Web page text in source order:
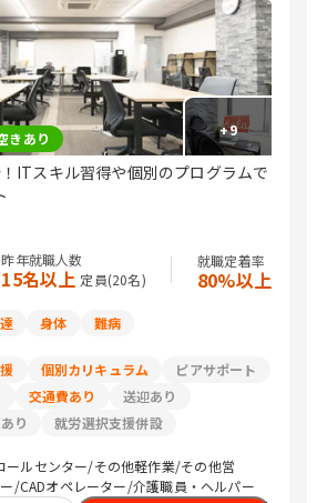
+9
きあり
ITスキル習得や個別のプログラムで
昨年就職人数
15名以上 定員(20名)
就職定着率
80%以上
身体
難病
個別カリキュラム
ピアサポート
交通費あり
送迎あり
り
就労選択支援併設
ールセンター/その他軽作業/その他営
/CADオペレーター/介護職員・ヘルパー